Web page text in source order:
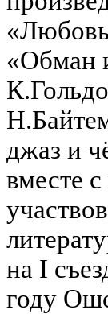
«Обман
джаз и
вместе
на I
году